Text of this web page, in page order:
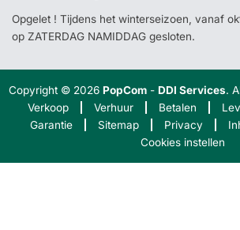
Opgelet ! Tijdens het winterseizoen, vanaf
op ZATERDAG NAMIDDAG gesloten.
Copyright © 2026PopCom -DDI Services.
Verkoop
Verhuur Betalen
Garantie
Sitemap Privacy
Cookies instellen